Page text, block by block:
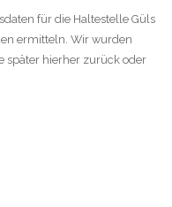
für die Haltestelle Güls
ermitteln. Wir wurden
später hierher zurück oder